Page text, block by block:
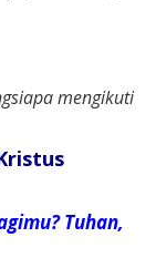
mengikuti
Tuhan,